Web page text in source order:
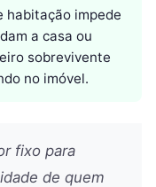
habitação impede
a casa ou
sobrevivente
no imóvel.
fixo para
de quem